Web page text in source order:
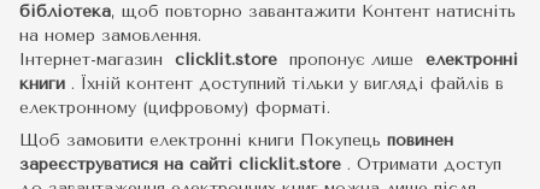
бібліотека, щоб повторно завантажити Контент натисніть
на номер замовлення.
Інтернет-магазин clicklit.store пропонує лише електронні
книги . Їхній контент доступний тільки у вигляді файлів в
електронному (цифровому) форматі.
Щоб замовити електронні книги Покупець повинен
зареєструватися на сайті clicklit.store . Отримати доступ